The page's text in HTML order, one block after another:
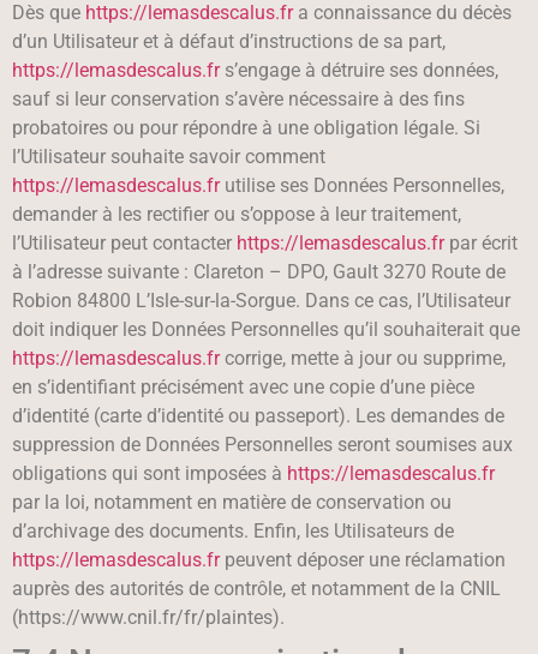
Dès que https://lemasdescalus.fra connaissance du décès
d’un Utilisateur et à défaut d’instructions de sa part,
https://lemasdescalus.frs’engage à détruire ses données,
sauf si leur conservation s’avère nécessaire à des fins
probatoires ou pour répondre à une obligation légale. Si
l’Utilisateur souhaite savoir comment
https://lemasdescalus.frutilise ses Données Personnelles,
demander à les rectifier ou s’oppose à leur traitement,
l’Utilisateur peut contacter https://lemasdescalus.frpar écrit
à l’adresse suivante : Clareton – DPO, Gault 3270 Route de
Robion 84800 L’Isle-sur-la-Sorgue. Dans ce cas, l’Utilisateur
doit indiquer les Données Personnelles qu’il souhaiterait que
https://lemasdescalus.frcorrige, mette à jour ou supprime,
en s’identifiant précisément avec une copie d’une pièce
d’identité (carte d’identité ou passeport). Les demandes de
suppression de Données Personnelles seront soumises aux
obligations qui sont imposées à https://lemasdescalus.fr
par la loi, notamment en matière de conservation ou
d’archivage des documents. Enfin, les Utilisateurs de
https://lemasdescalus.frpeuvent déposer une réclamation
auprès des autorités de contrôle, et notamment de la CNIL
(https://www.cnil.fr/fr/plaintes).